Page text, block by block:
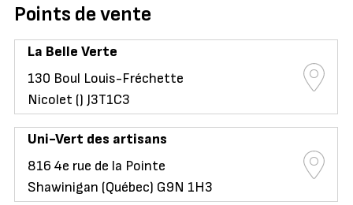
Points de vente
La Belle Verte
130 Boul Louis-Fréchette
Nicolet () J3T1C3
Uni-Vert des artisans
816 4e rue de la Pointe
Shawinigan (Québec) G9N 1H3